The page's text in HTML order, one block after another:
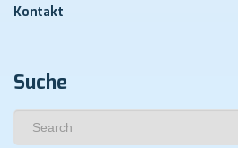
Kontakt
Suche